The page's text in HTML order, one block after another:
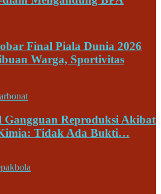
Final Piala Dunia 2026
Warga, Sportivitas
Gangguan Reproduksi Akibat
Tidak Ada Bukti…